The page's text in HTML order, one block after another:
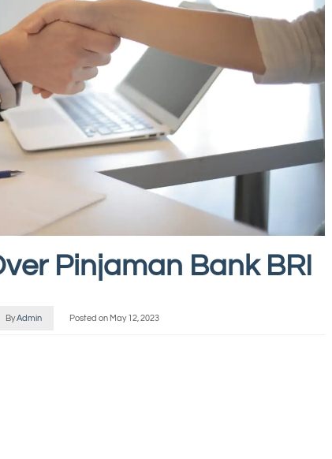
Pinjaman Bank BRI
ByAdmin Posted on May 12, 2023